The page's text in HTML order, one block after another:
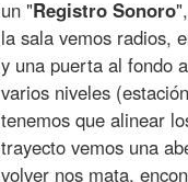
un "Registro Sonoro
la sala vemos radios,
y una puerta al fondo
varios niveles
tenemos que alinear
trayecto vemos una
volver nos mata,